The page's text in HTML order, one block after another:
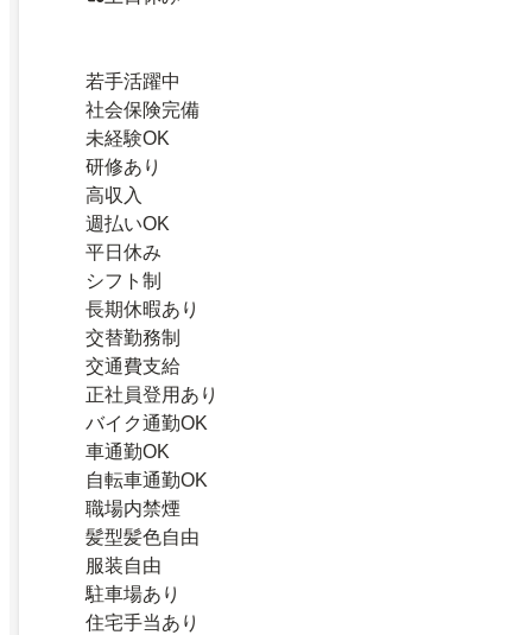
若手活躍中
社会保険完備
未経験OK
研修あり
高収入
週払いOK
平日休み
シフト制
長期休暇あり
交替勤務制
交通費支給
正社員登用あり
バイク通勤OK
車通勤OK
自転車通勤OK
職場内禁煙
髪型髪色自由
服装自由
駐車場あり
住宅手当あり